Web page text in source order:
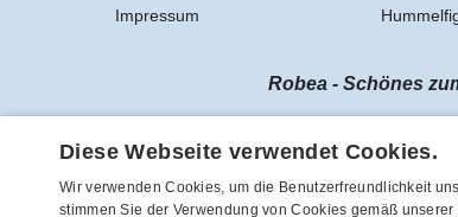
Impressum
Robea - Schönes
Vertrag widerrufen
Diese Webseite verwendet Cookies.
Wir verwenden Cookies, um die Benutzerfreundlichkeit
stimmen Sie der Verwendung von Cookies gemäß